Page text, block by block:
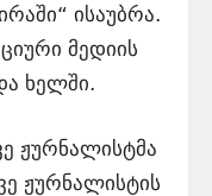
ისაუბრა.
მედიის
ხელში.
ჟურნალისტმა
ჟურნალისტის